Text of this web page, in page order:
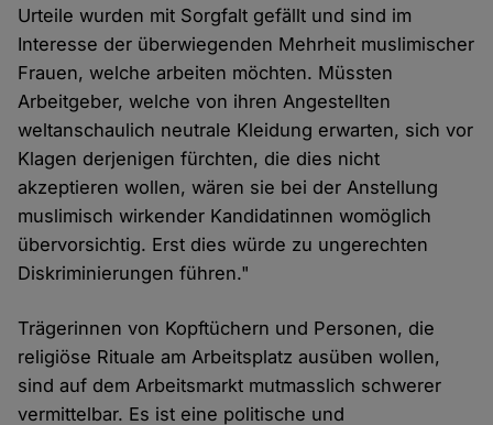
Urteile wurden mit Sorgfalt gefällt und sind im
Interesse der überwiegenden Mehrheit muslimischer
Frauen, welche arbeiten möchten. Müssten
Arbeitgeber, welche von ihren Angestellten
weltanschaulich neutrale Kleidung erwarten, sich vor
Klagen derjenigen fürchten, die dies nicht
akzeptieren wollen, wären sie bei der Anstellung
muslimisch wirkender Kandidatinnen womöglich
übervorsichtig. Erst dies würde zu ungerechten
Diskriminierungen führen."
Trägerinnen von Kopftüchern und Personen, die
religiöse Rituale am Arbeitsplatz ausüben wollen,
sind auf dem Arbeitsmarkt mutmasslich schwerer
vermittelbar. Es ist eine politische und